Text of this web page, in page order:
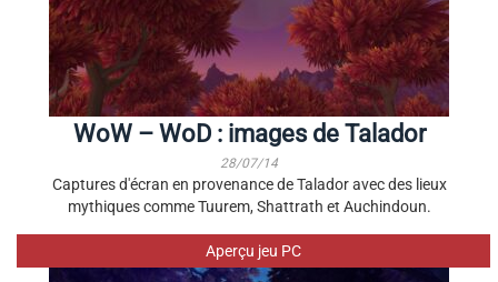
WoW – WoD : images de Talador
28/07/14
Captures d'écran en provenance de Talador avec des lieux
mythiques comme Tuurem, Shattrath et Auchindoun.
Aperçu jeu PC